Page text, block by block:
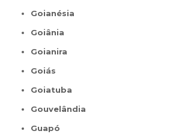
Goianésia
Goiânia
Goianira
Goiás
Goiatuba
Gouvelândia
Guapó